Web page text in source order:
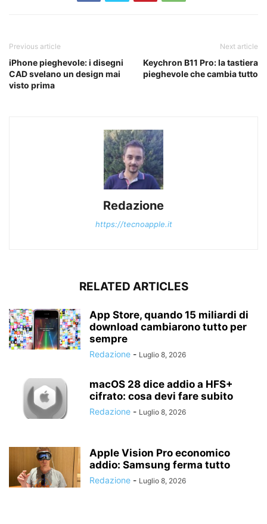
Previous article
iPhone pieghevole: i disegni
CAD svelano un design mai
visto prima
Next article
Keychron B11 Pro: la tastiera
pieghevole che cambia tutto
Redazione
https://tecnoapple.it
RELATED ARTICLES
App Store, quando 15 miliardi di
download cambiarono tutto per
sempre
Redazione - Luglio 8, 2026
macOS 28 dice addio a HFS+
cifrato: cosa devi fare subito
Redazione - Luglio 8, 2026
Apple Vision Pro economico
addio: Samsung ferma tutto
Redazione - Luglio 8, 2026